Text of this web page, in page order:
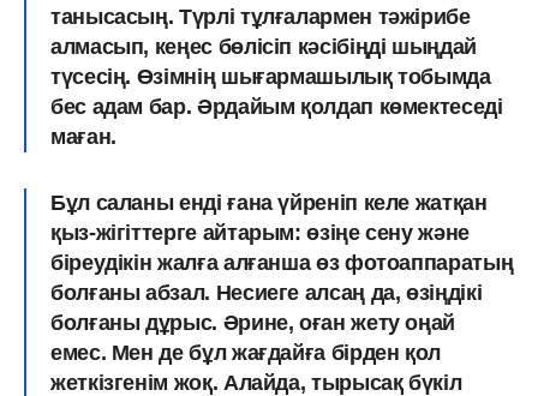
танысасың. Түрлі тұлғалармен тәжірибе
алмасып, кеңес бөлісіп кәсібіңді шыңдай
түсесің. Өзімнің шығармашылық тобымда
бес адам бар. Әрдайым қолдап көмектеседі
маған.
Бұл саланы енді ғана үйреніп келе жатқан
қыз-жігіттерге айтарым: өзіңе сену және
біреудікін жалға алғанша өз фотоаппаратың
болғаны абзал. Несиеге алсаң да, өзіңдікі
болғаны дұрыс. Әрине, оған жету оңай
емес. Мен дебұл жағдайға бірден қол
жеткізгенім жоқ. Алайда, тырысақ бүкіл